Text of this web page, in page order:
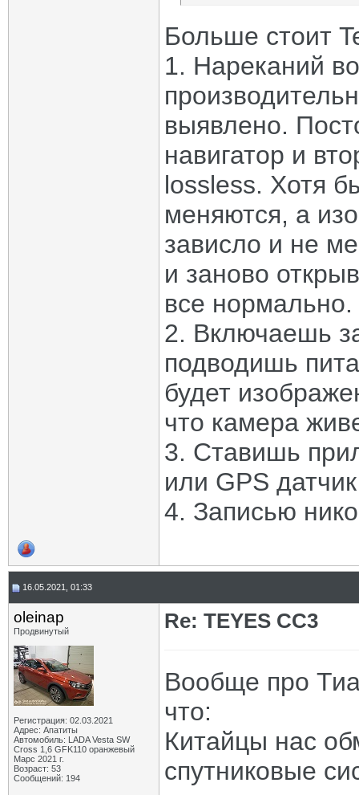
Больше стоит
1. Нареканий
выявлено.
навигатор и
lossless. Хотя
меняются, а
зависло и не
и заново
все нормально.
2. Включаешь
подводишь
будет
что камера
3. Ставишь
или GPS
4. Записью
16.05.2021, 01:33
oleinap
Продвинутый
Регистрация: 02.03.2021
Адрес: Апатиты
Автомобиль: LADA Vesta SW
Cross 1,6 GFK110 оранжевый
Марс 2021 г.
Возраст: 53
Сообщений: 194
Re: TEYES CC3
Вообще про
что:
Китайцы нас
спутниковые